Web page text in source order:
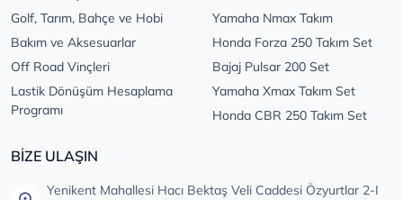
Golf, Tarım, Bahçe ve Hobi
Bakım ve Aksesuarlar
Off Road Vinçleri
Lastik Dönüşüm Hesaplama
Programı
Yamaha Nmax Takım
Honda Forza 250 Takım Set
Bajaj Pulsar 200 Set
Yamaha Xmax Takım Set
Honda CBR 250 Takım Set
BİZE ULAŞIN
Yenikent Mahallesi Hacı Bektaş Veli Caddesi Özyurtlar 2-I